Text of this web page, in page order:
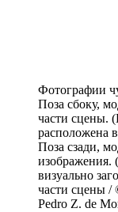
Фотографии
Поза сбоку,
части сцены.
расположена
Поза сзади,
изображения.
визуально
части сцены /
Pedro Z. de